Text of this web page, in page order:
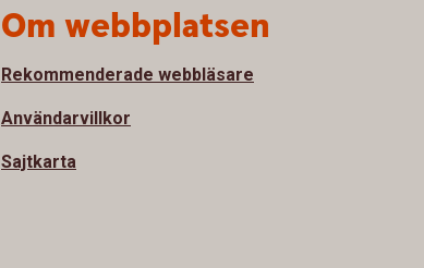
Om webbplatsen
Rekommenderade webbläsare
Användarvillkor
Sajtkarta